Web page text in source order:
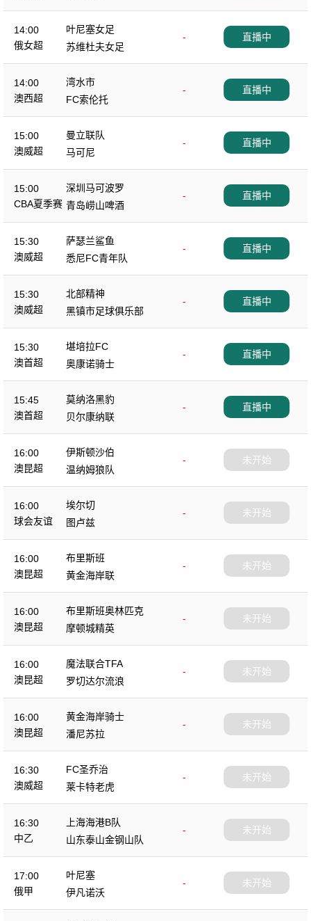
14:00
俄女超
叶尼塞女足
-
苏维杜夫女足
直播中
14:00
澳西超
湾水市
-
FC索伦托
直播中
15:00
澳威超
曼立联队
-
马可尼
直播中
15:00
CBA夏季赛
深圳马可波罗
-
青岛崂山啤酒
直播中
15:30
澳威超
萨瑟兰鲨鱼
-
悉尼FC青年队
直播中
15:30
澳威超
北部精神
-
黑镇市足球俱乐部
直播中
15:30
澳首超
堪培拉FC
-
奥康诺骑士
直播中
15:45
澳首超
莫纳洛黑豹
-
贝尔康纳联
直播中
16:00
澳昆超
伊斯顿沙伯
-
温纳姆狼队
未开始
16:00
球会友谊
埃尔切
-
图卢兹
未开始
16:00
澳昆超
布里斯班
-
黄金海岸联
未开始
16:00
澳昆超
布里斯班奥林匹克
-
摩顿城精英
未开始
16:00
澳昆超
魔法联合TFA
-
罗切达尔流浪
未开始
16:00
澳昆超
黄金海岸骑士
-
潘尼苏拉
未开始
16:30
澳威超
FC圣乔治
-
莱卡特老虎
未开始
16:30
中乙
上海海港B队
-
山东泰山金钢山队
未开始
17:00
俄甲
叶尼塞
-
伊凡诺沃
未开始